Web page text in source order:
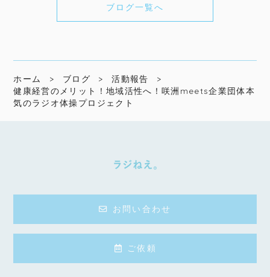
ブログ一覧へ
ホーム ブログ
活動報告
健康経営のメリット！地域活性へ！咲洲meets企業団体本
気のラジオ体操プロジェクト
お問い合わせ
ご依頼